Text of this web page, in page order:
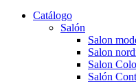
Catálogo
Salón
Salon
Salon
Salon
Salón